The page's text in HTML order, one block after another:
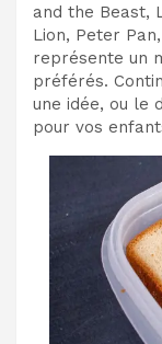
and the Beast,
Lion, Peter
représente un
préférés.
une idée, ou le
pour vos